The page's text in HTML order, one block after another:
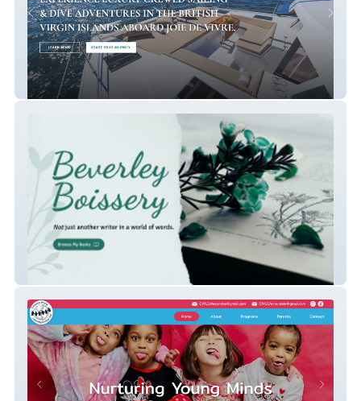
Zelena Nautica
Beverley